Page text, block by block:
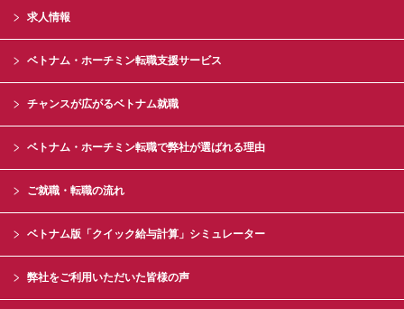
求人情報
ベトナム・ホーチミン転職支援サービス
チャンスが広がるベトナム就職
ベトナム・ホーチミン転職で弊社が選ばれる理由
ご就職・転職の流れ
ベトナム版「クイック給与計算」シミュレーター
弊社をご利用いただいた皆様の声